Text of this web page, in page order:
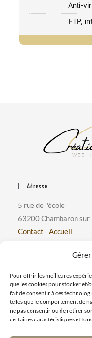
Pour offrir les meilleures
que les cookies pour stocker et/
fait de consentir à ces
telles que le comportement de
ne pas consentir ou de retirer
certaines caractéristiques et
Anti-
FTP,
Adresse
5 rue de l'école
63200 Chambaron sur
Contact |Accueil
Horaires D’ouverture
du Lundi au Vendredi
MATIN : 8h à 12h
AM : 13H30 à 17h30